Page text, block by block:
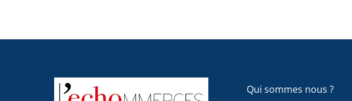
Qui sommes nous ?